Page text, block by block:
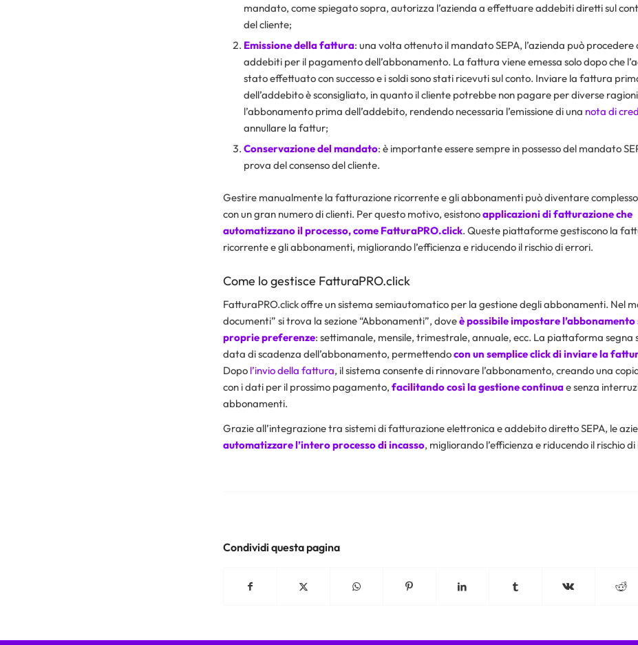
mandato, come spiegato sopra, autorizza l’azienda a effettuare addebiti diretti sul
del cliente;
Emissione della fattura: una volta ottenuto il mandato SEPA, l’azienda può procedere
addebiti per il pagamento dell’abbonamento. La fattura viene emessa solo dopo che
stato effettuato con successo e i soldi sono stati ricevuti sul conto. Inviare la fattura
dell’addebito è sconsigliato, in quanto il cliente potrebbe non pagare per diverse
l’abbonamento prima dell’addebito, rendendo necessaria l’emissione di una nota di
annullare la fattur;
Conservazione del mandato: è importante essere sempre in possesso del mandato
prova del consenso del cliente.
Gestire manualmente la fatturazione ricorrente e gli abbonamenti può diventare
con un gran numero di clienti. Per questo motivo, esistonoapplicazioni di fatturazione che
automatizzano il processo, come FatturaPRO.click. Queste piattaforme gestiscono la
ricorrente e gli abbonamenti, migliorando l’efficienza e riducendo il rischio di errori.
Come lo gestisce FatturaPRO.click
FatturaPRO.click offre un sistema semiautomatico per la gestione degli abbonamenti. Nel
documenti” si trova la sezione “Abbonamenti”, doveè possibile impostare l’abbonamento
proprie preferenze: settimanale, mensile, trimestrale, annuale, ecc. La piattaforma segna
data di scadenza dell’abbonamento, permettendocon un semplice click di inviare la
Dopo l’invio della fattura, il sistema consente di rinnovare l’abbonamento, creando una
con i dati per il prossimo pagamento, facilitando così la gestione continuae senza
abbonamenti.
Grazie all’integrazione tra sistemi di fatturazione elettronica e addebito diretto SEPA, le
automatizzare l’intero processo di incasso, migliorando l’efficienza e riducendo il rischio di
Condividi questa pagina